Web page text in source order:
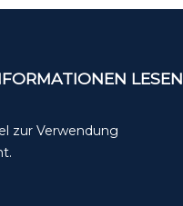
LESEN
zur Verwendung